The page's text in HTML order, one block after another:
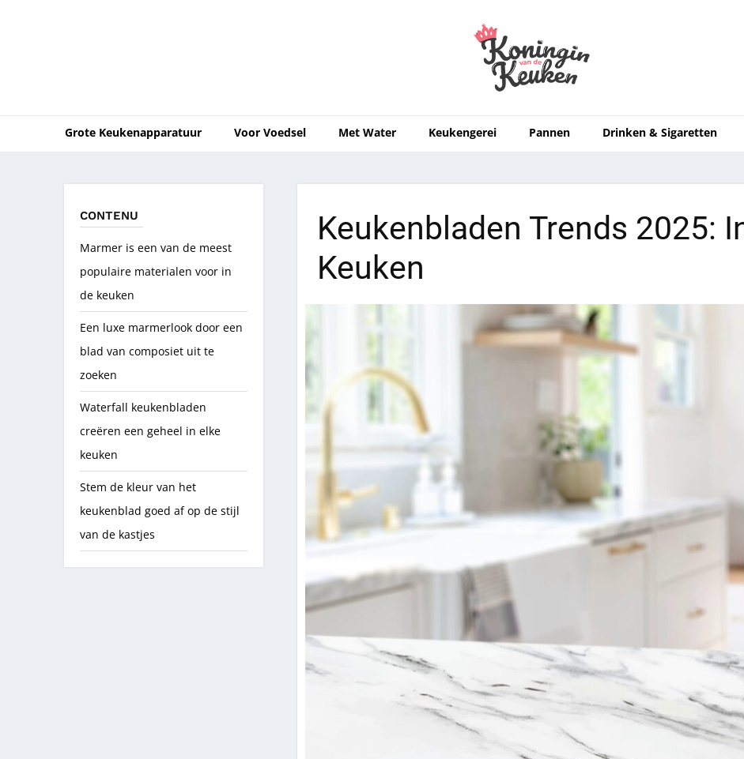
Grote Keukenapparatuur Voor Voedsel Met Water Keukengerei Pannen Drinken & Sigaretten
CONTENU
Marmer is een van de meest
populaire materialen voor in
de keuken
Een luxe marmerlook door een
blad van composiet uit te
zoeken
Waterfall keukenbladen
creëren een geheel in elke
keuken
Stem de kleur van het
keukenblad goed af op de stijl
van de kastjes
Keukenbladen Trends 2025:
Keuken